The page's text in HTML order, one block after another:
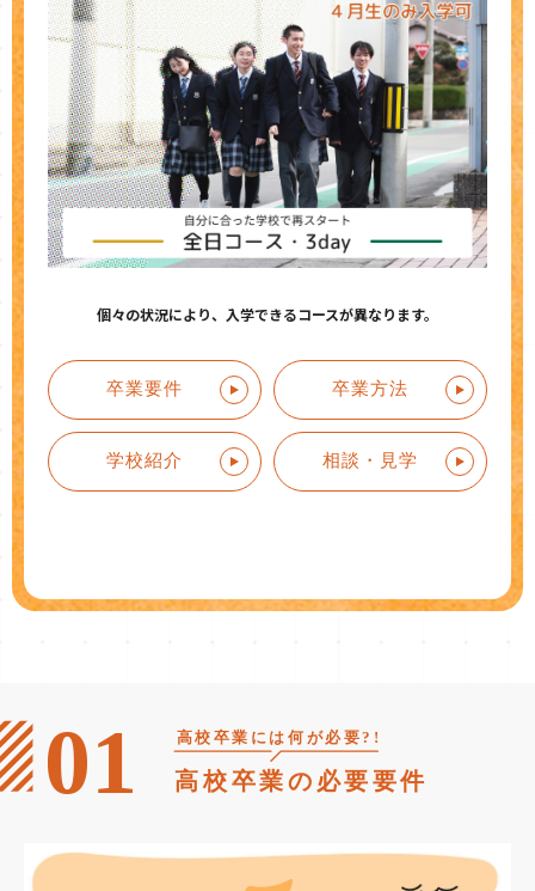
個々の状況により、入学できるコースが異なります。
卒業要件 卒業方法
学校紹介 相談・見学